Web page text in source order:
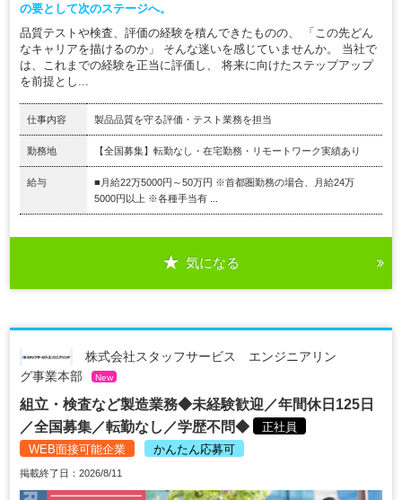
の要として次のステージへ。
品質テストや検査、評価の経験を積んできたものの、 「この先どん
なキャリアを描けるのか」 そんな迷いを感じていませんか。 当社で
は、これまでの経験を正当に評価し、 将来に向けたステップアップ
を前提とし...
仕事内容 製品品質を守る評価・テスト業務を担当
勤務地 【全国募集】転勤なし・在宅勤務・リモートワーク実績あり
給与
■月給22万5000円～50万円 ※首都圏勤務の場合、月給24万
5000円以上 ※各種手当有 ...
気になる
株式会社スタッフサービス エンジニアリン
グ事業本部
New
組立・検査など製造業務◆未経験歓迎／年間休日125日
／全国募集／転勤なし／学歴不問◆
正社員
WEB面接可能企業
かんたん応募可
掲載終了日：2026/8/11